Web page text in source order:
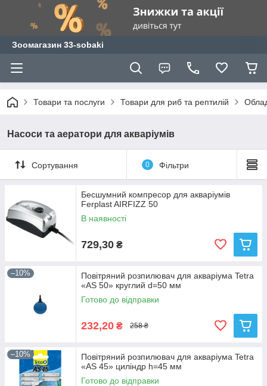
Зоомагазин 33-sobaki
Товари та послуги Товари для риб та рептилій
Насоси та аератори для акваріумів
Сортування 0 Фільтри
Бесшумний компресор для акваріумів
Ferplast AIRFIZZ 50
В наявності
729,30 ₴
–10%
Повітряний розпилювач для акваріума Tetra
«AS 50» круглий d=50 мм
Готово до відправки
232,20 ₴ 258 ₴
–10%
Повітряний розпилювач для акваріума Tetra
«AS 45» циліндр h=45 мм
Готово до відправки